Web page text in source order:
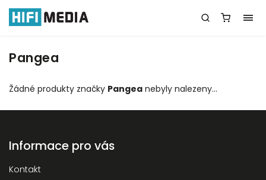
Pangea
Žádné produkty značky Pangea nebyly nalezeny...
Informace pro vás
Kontakt